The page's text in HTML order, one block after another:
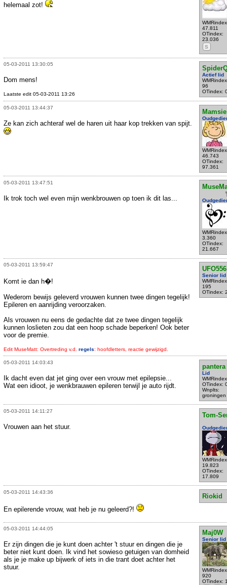
47.811
OTindex:
23.036
S
helemaal zot!
05-03-2011 13:30:05
Actief lid
96
OTindex:
Dom mens!
Laatste edit 05-03-2011 13:26
05-03-2011 13:44:37
Mamsie
46.743
OTindex:
97.361
Ze kan zich achteraf wel de haren uit haar kop trekken van spijt.
05-03-2011 13:47:51
3.360
OTindex:
21.667
Ik trok toch wel even mijn wenkbrouwen op toen ik dit las...
05-03-2011 13:59:47
UFO556
Senior lid
195
OTindex:
Komt ie dan h�!
Wederom bewijs geleverd vrouwen kunnen twee dingen tegelijk!
Epileren en aanrijding veroorzaken.
Als vrouwen nu eens de gedachte dat ze twee dingen tegelijk
kunnen loslieten zou dat een hoop schade beperken! Ook beter
voor de premie.
Edit MuseMatt: Overtreding v.d. regels: hoofdletters, reactie gewijzigd.
05-03-2011 14:03:43
pantera
Lid
OTindex:
Wnplts:
groningen
Ik dacht even dat jet ging over een vrouw met epilepsie...
Wat een idioot, je wenkbrauwen epileren terwijl je auto rijdt.
05-03-2011 14:11:27
Tom-
19.823
OTindex:
17.809
Vrouwen aan het stuur.
05-03-2011 14:43:36
Riokid
En epilerende vrouw, wat heb je nu geleerd?!
05-03-2011 14:44:05
Maj0W
Senior lid
920
OTindex:
Er zijn dingen die je kunt doen achter 't stuur en dingen die je
beter niet kunt doen. Ik vind het sowieso getuigen van domheid
als je je make up bijwerk of iets in die trant doet achter het
stuur.